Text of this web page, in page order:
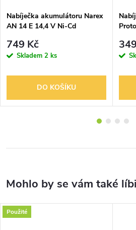
Nabíječka akumulátoru Narex
AN 14 E 14,4 V Ni-Cd
749 Kč
Skladem 2 ks
DO KOŠÍKU
Použité